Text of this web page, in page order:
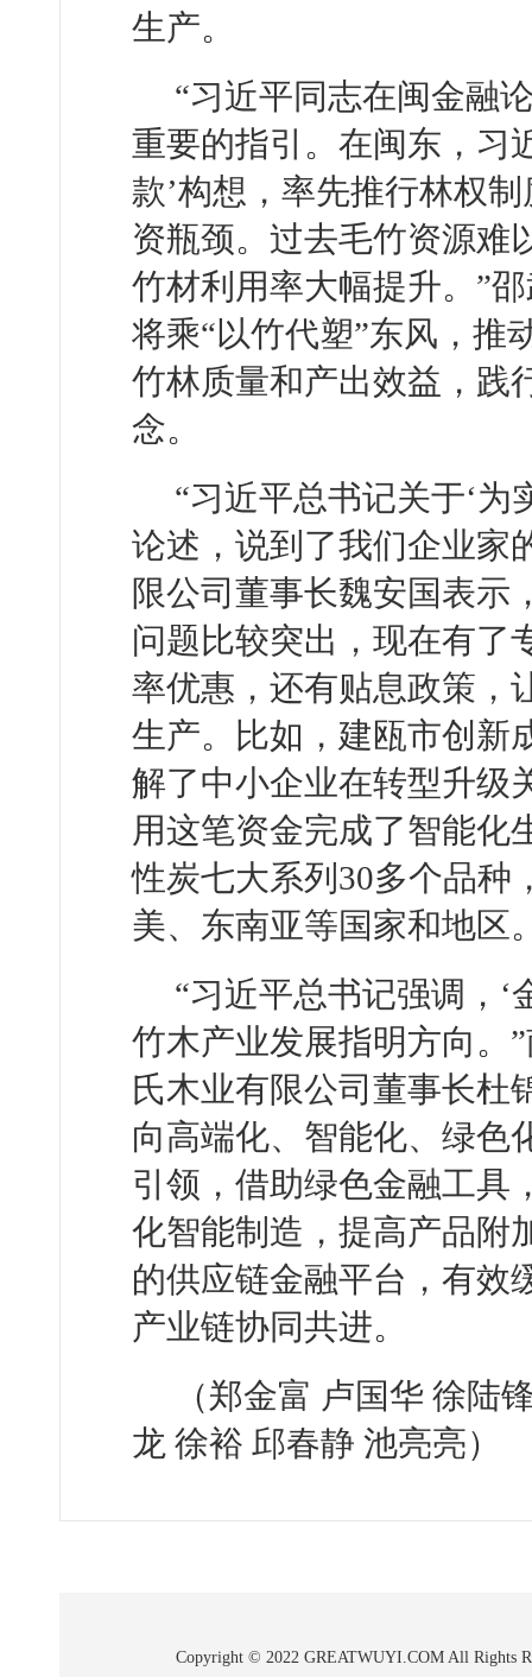
生产。
“习近平同志在闽金融
重要的指引。在闽东，习
款’构想，率先推行林权
资瓶颈。过去毛竹资源难
竹材利用率大幅提升。”
将乘“以竹代塑”东风，推
竹林质量和产出效益，践
念。
“习近平总书记关于‘为
论述，说到了我们企业家
限公司董事长魏安国表示
问题比较突出，现在有了
率优惠，还有贴息政策，
生产。比如，建瓯市创新
解了中小企业在转型升级
用这笔资金完成了智能化
性炭七大系列30多个品种
美、东南亚等国家和地区
“习近平总书记强调，‘
竹木产业发展指明方向。
氏木业有限公司董事长杜
向高端化、智能化、绿色
引领，借助绿色金融工具
化智能制造，提高产品附
的供应链金融平台，有效
产业链协同共进。
（郑金富 卢国华 徐陆
龙 徐裕 邱春静 池亮亮）
Copyright © 2022 GREATWUYI.COM All Rights